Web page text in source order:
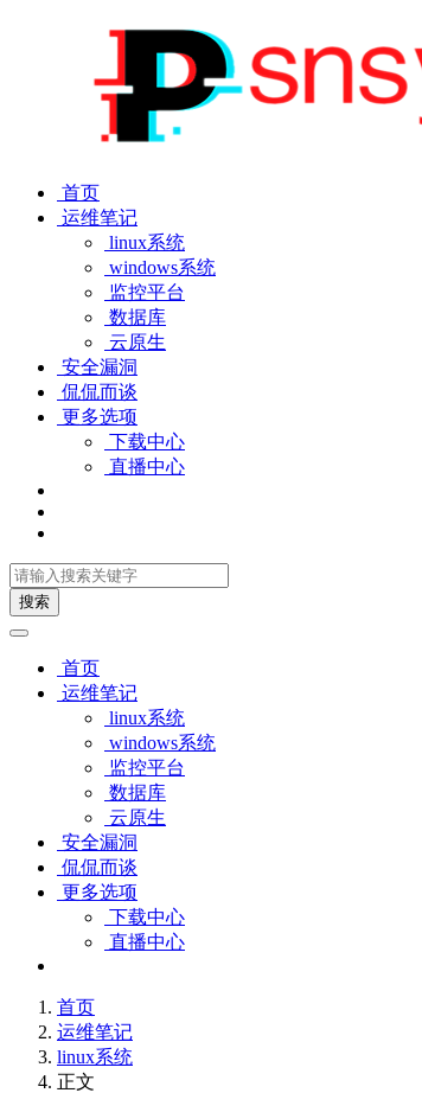
首页
运维笔记
linux系统
windows系统
监控平台
数据库
云原生
安全漏洞
侃侃而谈
更多选项
下载中心
直播中心
搜索
首页
运维笔记
linux系统
windows系统
监控平台
数据库
云原生
安全漏洞
侃侃而谈
更多选项
下载中心
直播中心
首页
运维笔记
linux系统
正文